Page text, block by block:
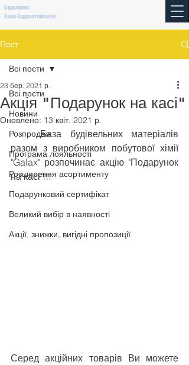
Будсервіс
База Будматеріалів
Пост
Всі пости
Новини
Розпродаж
Програма лояльності
Розширення асортименту
Подарунковий сертифікат
Великий вибір в наявності
Акції, знижки, вигідні пропозиції
Всі пости
Акція "Подарунок на касі"
23 бер. 2021 р.
Оновлено: 13 квіт. 2021 р.
	База будівельних матеріалів
разом з виробником побутової хімії
"Galax" розпочинає акцію "Подарунок
на касі"!!!
Серед акційних товарів Ви можете